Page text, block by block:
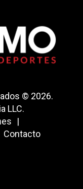
© 2026.
LLC.
Contacto